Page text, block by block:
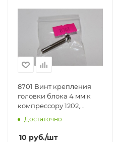
8701 Винт крепления
головки блока 4 мм к
компрессору 1202,
1203,1205, 1206, 1208 Jas
Достаточно
10 руб./шт